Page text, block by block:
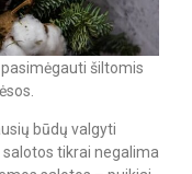
šiltomis
būdų valgyti
tikrai negalima